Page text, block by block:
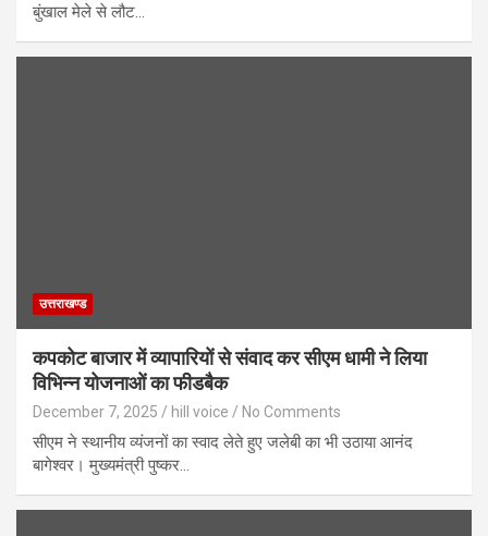
बुंखाल मेले से लौट…
उत्तराखण्ड
कपकोट बाजार में व्यापारियों से संवाद कर सीएम धामी ने लिया
विभिन्न योजनाओं का फीडबैक
December 7, 2025 hill voice No Comments
सीएम ने स्थानीय व्यंजनों का स्वाद लेते हुए जलेबी का भी उठाया आनंद
बागेश्वर। मुख्यमंत्री पुष्कर…